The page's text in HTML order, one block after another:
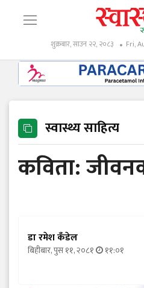
शुक्रबार, साउन २२, २०८३ Fri,
स्वास्थ्य साहित्य
कविता:
डा रमेश कँडेल
बिहीबार, पुस ११, २०८१ ११:०१